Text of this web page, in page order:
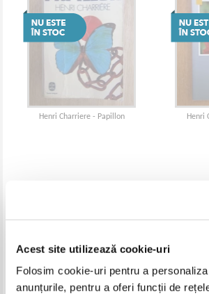
Acest site utilizează cookie-uri
Folosim cookie-uri pentru a
anunțurile, pentru a oferi funcții de
Henri Charriere - Papillon Henri